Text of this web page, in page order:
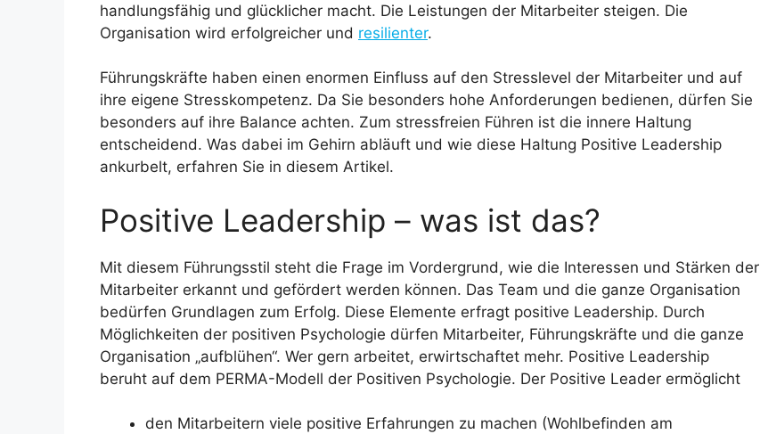
handlungsfähig und glücklicher macht. Die Leistungen der Mitarbeiter steigen. Die
Organisation wird erfolgreicher und resilienter.
Führungskräfte haben einen enormen Einfluss auf den Stresslevel der Mitarbeiter und auf
ihre eigene Stresskompetenz. Da Sie besonders hohe Anforderungen bedienen, dürfen Sie
besonders auf ihre Balance achten. Zum stressfreien Führen ist die innere Haltung
entscheidend. Was dabei im Gehirn abläuft und wie diese Haltung Positive Leadership
ankurbelt, erfahren Sie in diesem Artikel.
Positive Leadership – was ist das?
Mit diesem Führungsstil steht die Frage im Vordergrund, wie die Interessen und Stärken der
Mitarbeiter erkannt und gefördert werden können. Das Team und die ganze Organisation
bedürfen Grundlagen zum Erfolg. Diese Elemente erfragt positive Leadership. Durch
Möglichkeiten der positiven Psychologie dürfen Mitarbeiter, Führungskräfte und die ganze
Organisation „aufblühen“. Wer gern arbeitet, erwirtschaftet mehr. Positive Leadership
beruht auf dem PERMA-Modell der Positiven Psychologie. Der Positive Leader ermöglicht
den Mitarbeitern viele positive Erfahrungen zu machen (Wohlbefinden am